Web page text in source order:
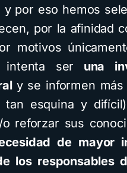
por eso hemos
por la afinidad
motivos
intenta ser una
y se informen
tan esquina y
reforzar sus
de mayor
los responsables